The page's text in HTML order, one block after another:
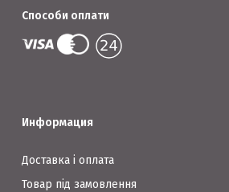
Способи оплати
Информация
Доставка і оплата
Товар під замовлення